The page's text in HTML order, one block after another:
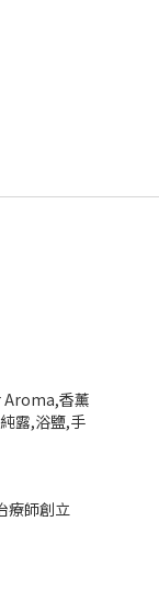
療師創立